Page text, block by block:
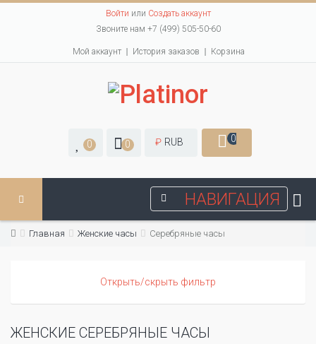
Войти или Создать аккаунт
Звоните нам +7 (499) 505-50-60
Мой аккаунт История заказов Корзина
0 0 ₽ RUB 0
НАВИГАЦИЯ
Главная Женские часы Серебряные часы
Открыть/скрыть фильтр
ЖЕНСКИЕ СЕРЕБРЯНЫЕ ЧАСЫ